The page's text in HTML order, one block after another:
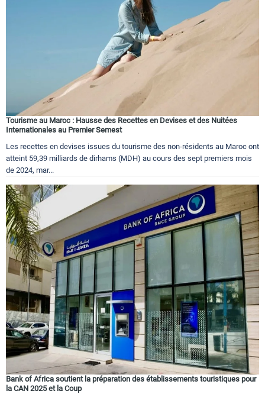
Tourisme au Maroc : Hausse des Recettes en Devises et des Nuitées
Internationales au Premier Semest
Les recettes en devises issues du tourisme des non-résidents au Maroc ont
atteint 59,39 milliards de dirhams (MDH) au cours des sept premiers mois
de 2024, mar...
Bank of Africa soutient la préparation des établissements touristiques pour
la CAN 2025 et la Coup